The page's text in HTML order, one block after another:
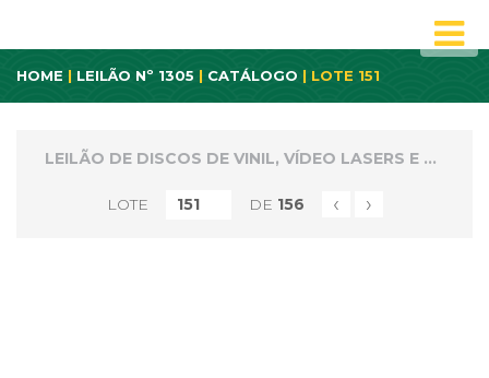
HOME | LEILÃO Nº 1305 | CATÁLOGO | LOTE 151
LEILÃO DE DISCOS DE VINIL, VÍDEO LASERS E CD'S
LOTE DE 156 ‹ ›